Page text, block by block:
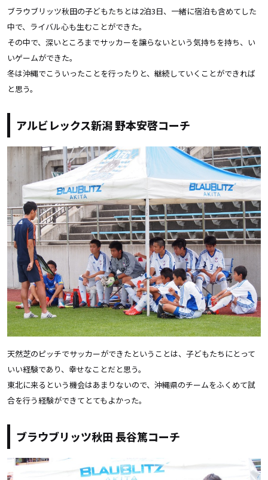
ブラウブリッツ秋田の子どもたちとは2泊3日、一緒に宿泊も含めてした
中で、ライバル心も生むことができた。
その中で、深いところまでサッカーを譲らないという気持ちを持ち、い
いゲームができた。
冬は沖縄でこういったことを行ったりと、継続していくことができれば
と思う。
アルビレックス新潟 野本安啓コーチ
天然芝のピッチでサッカーができたということは、子どもたちにとって
いい経験であり、幸せなことだと思う。
東北に来るという機会はあまりないので、沖縄県のチームをふくめて試
合を行う経験ができてとてもよかった。
ブラウブリッツ秋田 長谷篤コーチ